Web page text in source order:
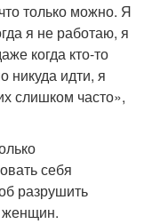
только можно. Я
я не работаю, я
когда кто-то
никуда идти, я
слишком часто»,
себя
разрушить